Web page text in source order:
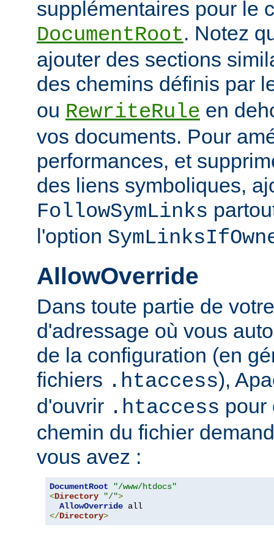
supplémentaires pour le
DocumentRoot. Notez
ajouter des sections
des chemins définis par
ou RewriteRule en
vos documents. Pour
performances, et
des liens symboliques,
FollowSymLinks
l'option
AllowOverride
Dans toute partie de
d'adressage où vous
de la configuration (en
fichiers .htaccess),
d'ouvrir .htaccess pour
chemin du fichier
vous avez :
DocumentRoot
"/www/htdocs"
<Directory "/">
AllowOverride
</Directory>